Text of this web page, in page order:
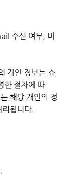
수신 여부, 비
개인 정보는'쇼
한 절차에 따
해당 개인의 정
리됩니다.